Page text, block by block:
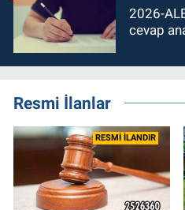
2026-
cevap
Resmi İlanlar
RESMİ İLANDIR